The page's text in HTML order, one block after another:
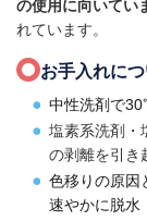
の使用に向いてい
れています。
お手入れに
中性洗剤で30
塩素系洗剤・
の剥離を引き
色移りの原因
速やかに脱水